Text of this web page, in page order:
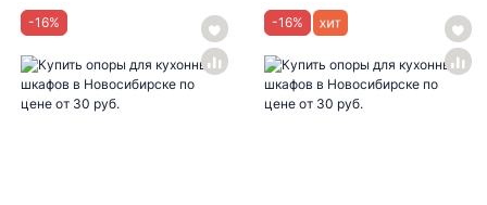
-16% -16%